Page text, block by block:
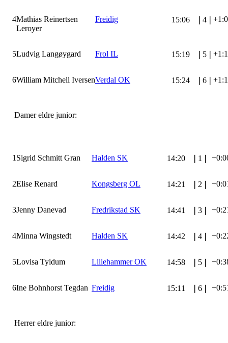
4Mathias Reinertsen
Leroyer
Freidig 15:06 4
5Ludvig Langøygard Frol IL 15:19 5
6William Mitchell IversenVerdal OK 15:24 6
Damer eldre junior:
1 Sigrid Schmitt Gran Halden SK 14:20 1
2Elise Renard Kongsberg OL 14:21 2
3Jenny Danevad Fredrikstad SK 14:41 3
4Minna Wingstedt Halden SK 14:42 4
5Lovisa Tyldum Lillehammer OK 14:58 5
6Ine Bohnhorst Tegdan Freidig 15:11 6
Herrer eldre junior: